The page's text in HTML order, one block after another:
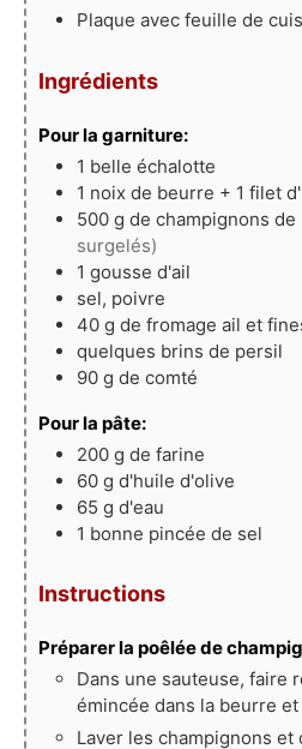
Plaque avec feuille de
Ingrédients
Pour la garniture:
1 belle échalotte
1 noix de beurre + 1 filet
500 g de champignons de
surgelés)
1 gousse d'ail
sel, poivre
40 g de fromage ail et
quelques brins de persil
90 g de comté
Pour la pâte:
200 g de farine
60 g d'huile d'olive
65 g d'eau
1 bonne pincée de sel
Instructions
Préparer la poêlée de
Dans une sauteuse, faire
émincée dans la beurre
Laver les champignons